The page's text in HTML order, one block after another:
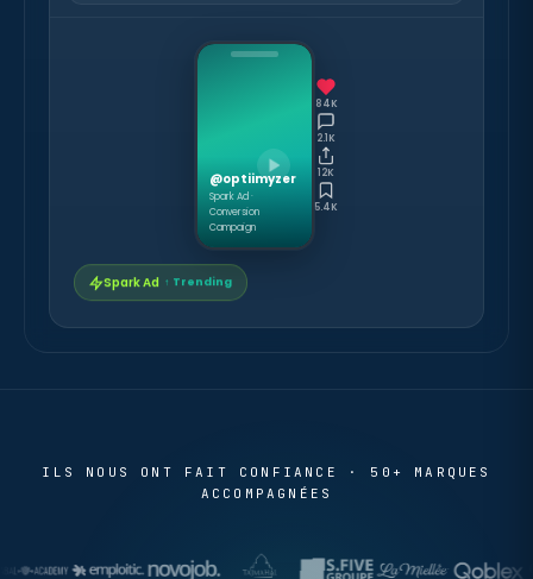
@optiimyzer
Spark Ad ·
Conversion
Campaign
84K
2.1K
12K
5.4K
Spark Ad ↑ Trending
ILS NOUS ONT FAIT CONFIANCE · 50+ MARQUES
ACCOMPAGNÉES